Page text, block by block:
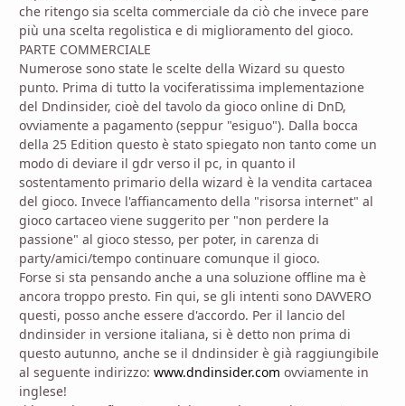
che ritengo sia scelta commerciale da ciò che invece pare
più una scelta regolistica e di miglioramento del gioco.
PARTE COMMERCIALE
Numerose sono state le scelte della Wizard su questo
punto. Prima di tutto la vociferatissima implementazione
del Dndinsider, cioè del tavolo da gioco online di DnD,
ovviamente a pagamento (seppur "esiguo"). Dalla bocca
della 25 Edition questo è stato spiegato non tanto come un
modo di deviare il gdr verso il pc, in quanto il
sostentamento primario della wizard è la vendita cartacea
del gioco. Invece l'affiancamento della "risorsa internet" al
gioco cartaceo viene suggerito per "non perdere la
passione" al gioco stesso, per poter, in carenza di
party/amici/tempo continuare comunque il gioco.
Forse si sta pensando anche a una soluzione offline ma è
ancora troppo presto. Fin qui, se gli intenti sono DAVVERO
questi, posso anche essere d'accordo. Per il lancio del
dndinsider in versione italiana, si è detto non prima di
questo autunno, anche se il dndinsider è già raggiungibile
al seguente indirizzo: www.dndinsider.com ovviamente in
inglese!